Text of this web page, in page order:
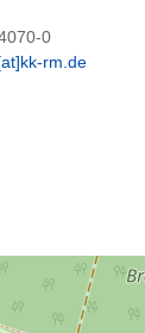
0
rm.de